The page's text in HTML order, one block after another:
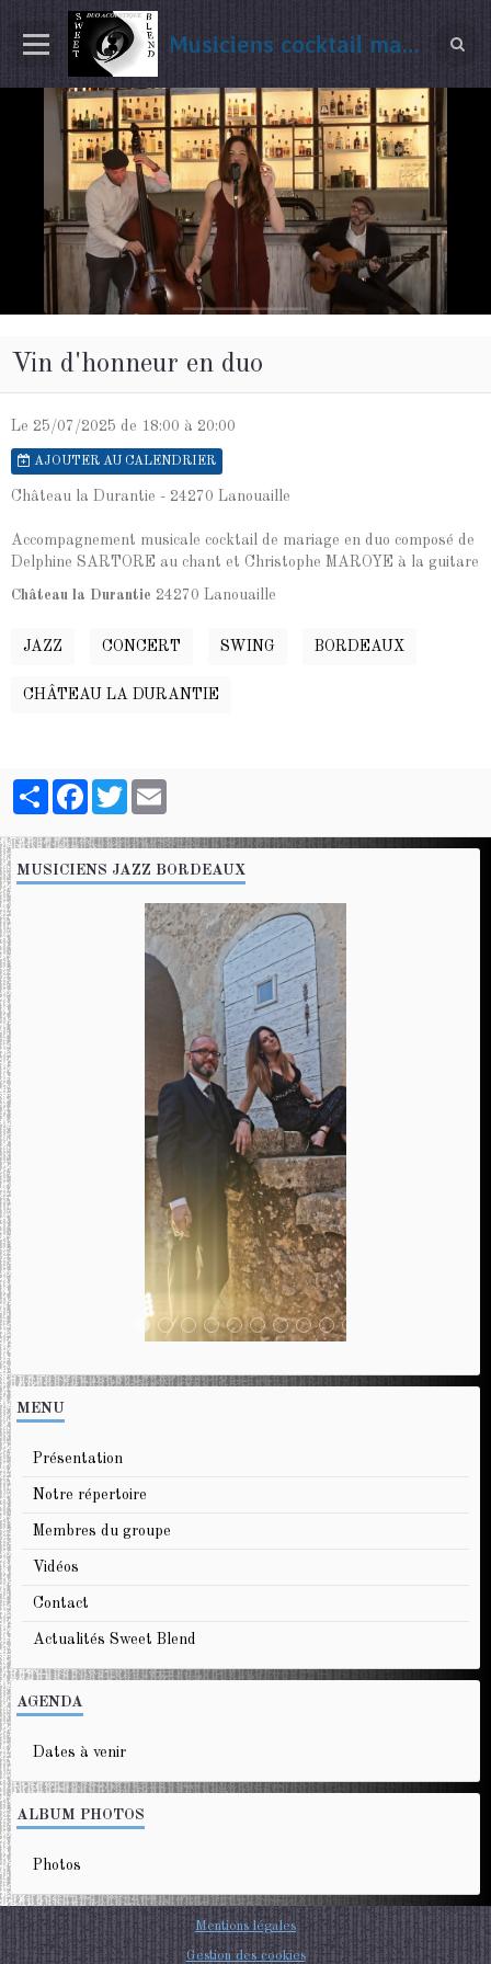
Musiciens cocktail mariage Gironde
Vin d'honneur en duo
Le 25/07/2025 de 18:00 à 20:00
AJOUTER AU CALENDRIER
Château la Durantie - 24270 Lanouaille
Accompagnement musicale cocktail de mariage en duo composé de
Delphine SARTORE au chant et Christophe MAROYE à la guitare
Château la Durantie 24270 Lanouaille
JAZZ CONCERT SWING BORDEAUX
CHÂTEAU LA DURANTIE
PartagerFacebookTwitter
MUSICIENS JAZZ BORDEAUX
MENU
Présentation
Notre répertoire
Membres du groupe
Vidéos
Contact
Actualités Sweet Blend
AGENDA
Dates à venir
ALBUM PHOTOS
Photos
Mentions légales
Gestion des cookies